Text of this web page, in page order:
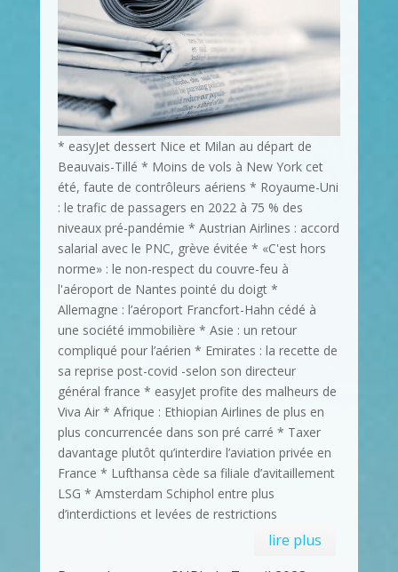
* easyJet dessert Nice et Milan au départ de
Beauvais-Tillé * Moins de vols à New York cet
été, faute de contrôleurs aériens * Royaume-Uni
: le trafic de passagers en 2022 à 75 % des
niveaux pré-pandémie * Austrian Airlines : accord
salarial avec le PNC, grève évitée * «C'est hors
norme» : le non-respect du couvre-feu à
l'aéroport de Nantes pointé du doigt *
Allemagne : l’aéroport Francfort-Hahn cédé à
une société immobilière * Asie : un retour
compliqué pour l’aérien * Emirates : la recette de
sa reprise post-covid -selon son directeur
général france * easyJet profite des malheurs de
Viva Air * Afrique : Ethiopian Airlines de plus en
plus concurrencée dans son pré carré * Taxer
davantage plutôt qu’interdire l’aviation privée en
France * Lufthansa cède sa filiale d’avitaillement
LSG * Amsterdam Schiphol entre plus
d’interdictions et levées de restrictions
lire plus